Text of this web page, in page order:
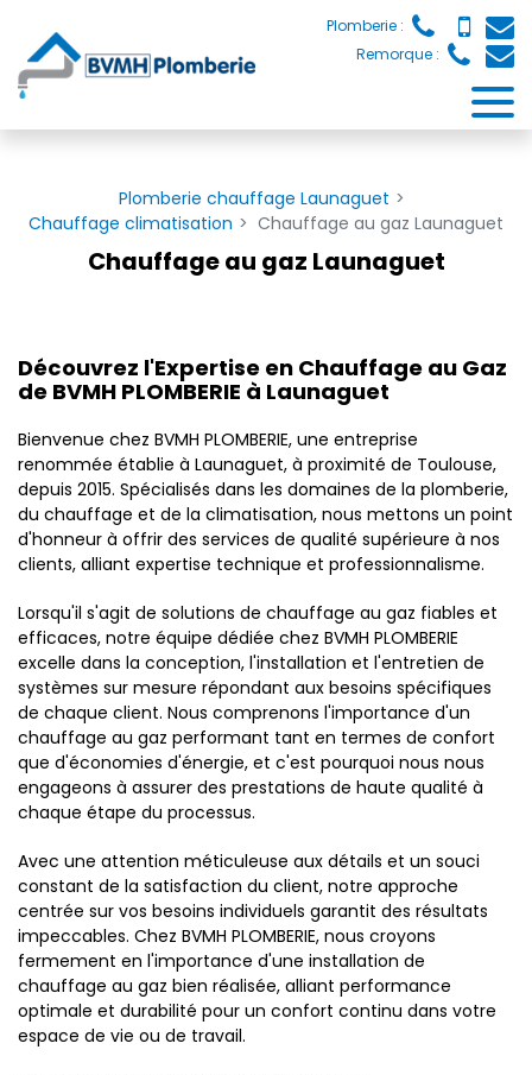
Plomberie :
Remorque :
Plomberie chauffage Launaguet
Chauffage climatisation
Chauffage au gaz Launaguet
Chauffage au gaz Launaguet
Découvrez l'Expertise en Chauffage au Gaz
de BVMH PLOMBERIE à Launaguet
Bienvenue chez BVMH PLOMBERIE, une entreprise
renommée établie à Launaguet, à proximité de Toulouse,
depuis 2015. Spécialisés dans les domaines de la plomberie,
du chauffage et de la climatisation, nous mettons un point
d'honneur à offrir des services de qualité supérieure à nos
clients, alliant expertise technique et professionnalisme.
Lorsqu'il s'agit de solutions de chauffage au gaz fiables et
efficaces, notre équipe dédiée chez BVMH PLOMBERIE
excelle dans la conception, l'installation et l'entretien de
systèmes sur mesure répondant aux besoins spécifiques
de chaque client. Nous comprenons l'importance d'un
chauffage au gaz performant tant en termes de confort
que d'économies d'énergie, et c'est pourquoi nous nous
engageons à assurer des prestations de haute qualité à
chaque étape du processus.
Avec une attention méticuleuse aux détails et un souci
constant de la satisfaction du client, notre approche
centrée sur vos besoins individuels garantit des résultats
impeccables. Chez BVMH PLOMBERIE, nous croyons
fermement en l'importance d'une installation de
chauffage au gaz bien réalisée, alliant performance
optimale et durabilité pour un confort continu dans votre
espace de vie ou de travail.